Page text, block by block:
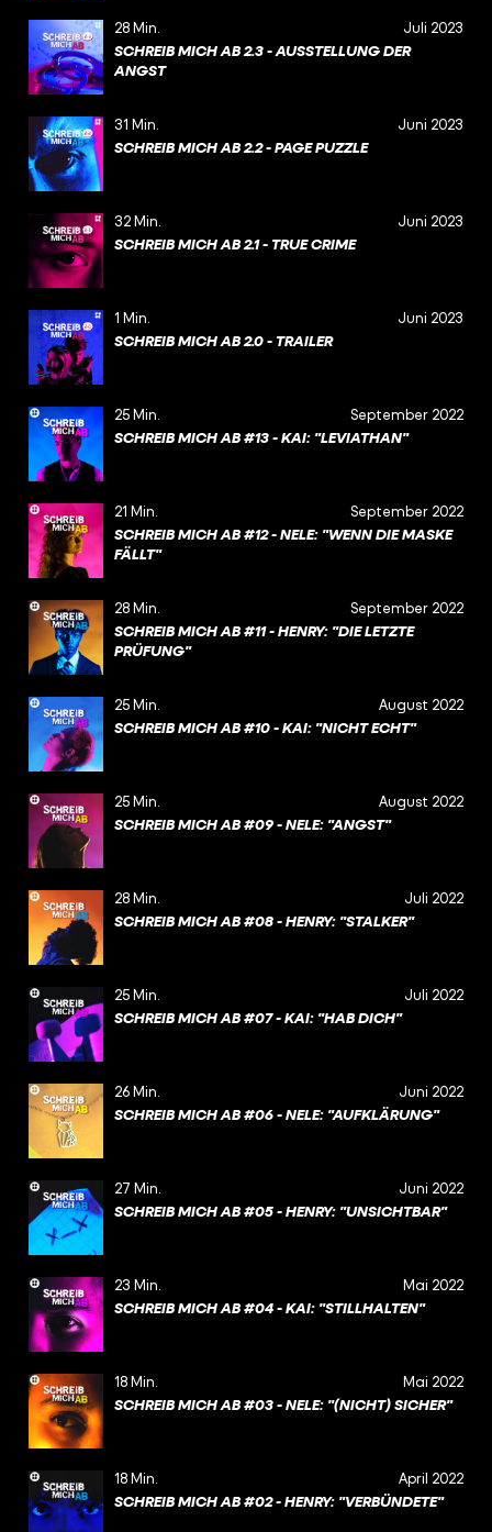
28 Min. Juli 2023
SCHREIB MICH AB 2.3 - AUSSTELLUNG DER
ANGST
31 Min. Juni 2023
SCHREIB MICH AB 2.2 - PAGE PUZZLE
32 Min. Juni 2023
SCHREIB MICH AB 2.1 - TRUE CRIME
1 Min. Juni 2023
SCHREIB MICH AB 2.0 - TRAILER
25 Min. September 2022
SCHREIB MICH AB #13 - KAI: "LEVIATHAN"
21 Min. September 2022
SCHREIB MICH AB #12 - NELE: "WENN DIE MASKE
FÄLLT"
28 Min. September 2022
SCHREIB MICH AB #11 - HENRY: "DIE LETZTE
PRÜFUNG"
25 Min. August 2022
SCHREIB MICH AB #10 - KAI: "NICHT ECHT"
25 Min. August 2022
SCHREIB MICH AB #09 - NELE: "ANGST"
28 Min. Juli 2022
SCHREIB MICH AB #08 - HENRY: "STALKER"
25 Min. Juli 2022
SCHREIB MICH AB #07 - KAI: "HAB DICH"
26 Min. Juni 2022
SCHREIB MICH AB #06 - NELE: "AUFKLÄRUNG"
27 Min. Juni 2022
SCHREIB MICH AB #05 - HENRY: "UNSICHTBAR"
23 Min. Mai 2022
SCHREIB MICH AB #04 - KAI: "STILLHALTEN"
18 Min. Mai 2022
SCHREIB MICH AB #03 - NELE: "(NICHT) SICHER"
18 Min. April 2022
SCHREIB MICH AB #02 - HENRY: "VERBÜNDETE"